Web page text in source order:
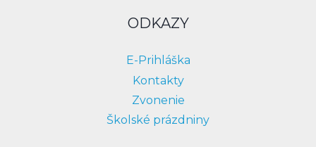
ODKAZY
E-Prihláška
Kontakty
Zvonenie
Školské prázdniny